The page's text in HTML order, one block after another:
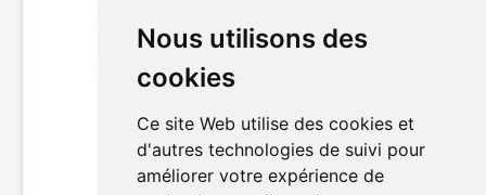
Nous utilisons des
cookies
Ce site Web utilise des cookies et
d'autres technologies de suivi pour
améliorer votre expérience de